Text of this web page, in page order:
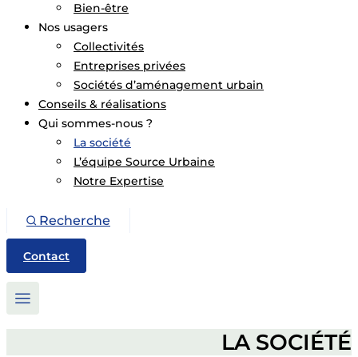
Bien-être
Nos usagers
Collectivités
Entreprises privées
Sociétés d’aménagement urbain
Conseils & réalisations
Qui sommes-nous ?
La société
L’équipe Source Urbaine
Notre Expertise
Recherche
Contact
LA SOCIÉTÉ